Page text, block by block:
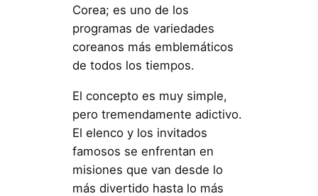
Corea; es uno de los
programas de variedades
coreanos más emblemáticos
de todos los tiempos.
El concepto es muy simple,
pero tremendamente adictivo.
El elenco y los invitados
famosos se enfrentan en
misiones que van desde lo
más divertido hasta lo más